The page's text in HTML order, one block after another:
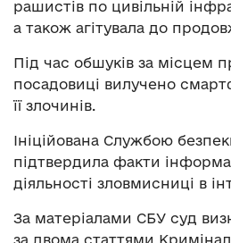
рашистів по цивільній
а також агітувала до
Під час обшуків за місцем
посадовиці вилучено
її злочинів.
Ініційована Службою
підтвердила факти
діяльності зловмисниці в
За матеріалами СБУ суд
за двома статтями